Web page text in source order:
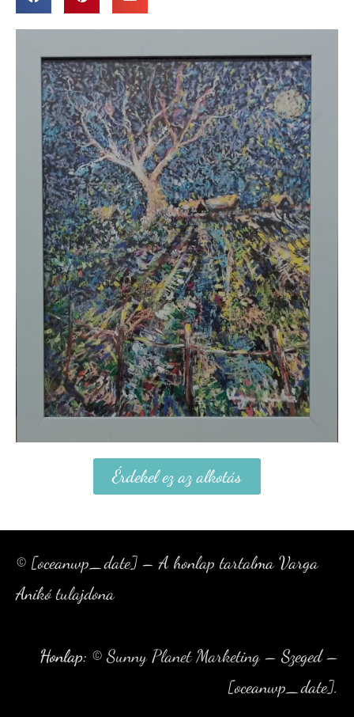
Érdekel ez az alkotás
© [oceanwp_date] – A honlap tartalma Varga
Anikó tulajdona
Honlap: © Sunny Planet Marketing – Szeged –
[oceanwp_date].